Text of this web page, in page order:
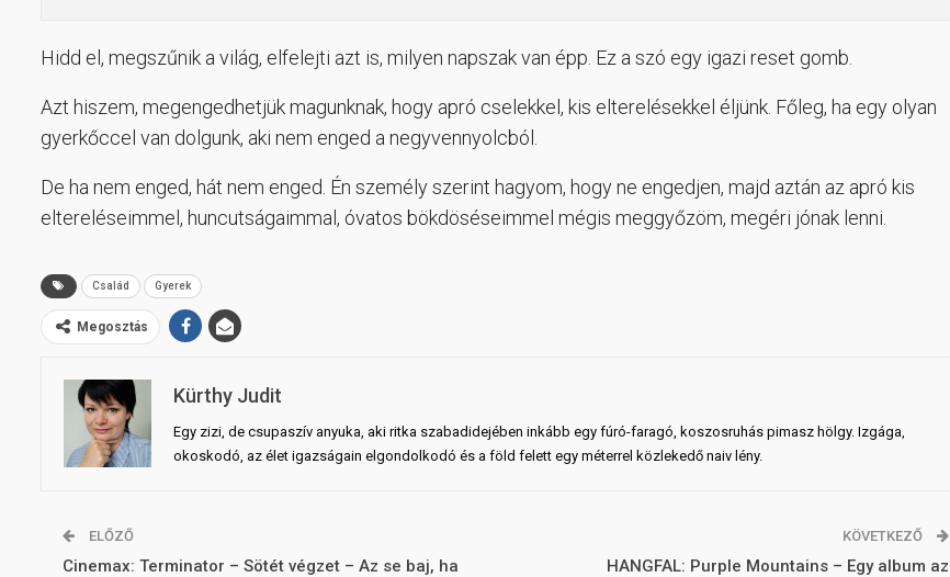
Hidd el, megszűnik a világ, elfelejti azt is, milyen napszak van épp. Ez a szó egy igazi reset gomb.
Azt hiszem, megengedhetjük magunknak, hogy apró cselekkel, kis elterelésekkel éljünk. Főleg, ha egy olyan
gyerkőccel van dolgunk, aki nem enged a negyvennyolcból.
De ha nem enged, hát nem enged. Én személy szerint hagyom, hogy ne engedjen, majd aztán az apró kis
eltereléseimmel, huncutságaimmal, óvatos bökdöséseimmel mégis meggyőzöm, megéri jónak lenni.
Család Gyerek
Megosztás
Kürthy Judit
Egy zizi, de csupaszív anyuka, aki ritka szabadidejében inkább egy fúró-faragó, koszosruhás pimasz hölgy. Izgága,
okoskodó, az élet igazságain elgondolkodó és a föld felett egy méterrel közlekedő naiv lény.
ELŐZŐ
Cinemax: Terminator – Sötét végzet – Az se baj, ha
KÖVETKEZŐ
HANGFAL: Purple Mountains – Egy album az